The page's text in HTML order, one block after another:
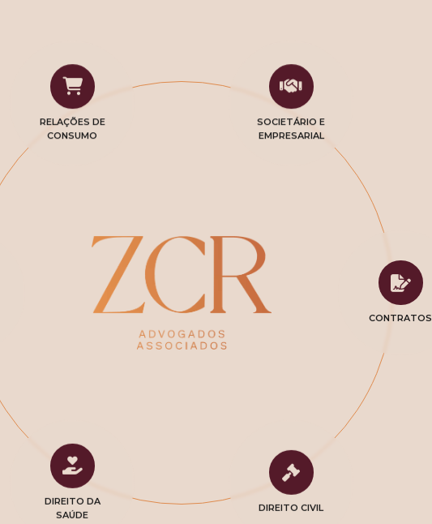
CONTRATOS
DIREITO CIVIL
DIREITO DA
SAÚDE
RELAÇÕES DE
CONSUMO
SOCIETÁRIO E
EMPRESARIAL